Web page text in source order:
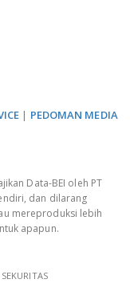
| PEDOMAN MEDIA
Data-BEI oleh PT
dan dilarang
mereproduksi lebih
apapun.